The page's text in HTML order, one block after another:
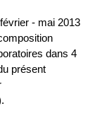
- mai 2013
dans 4
présent